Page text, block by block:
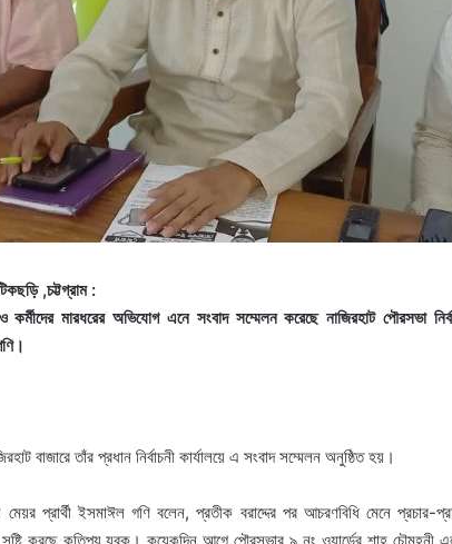
,চট্টগ্রাম :
কর্মীদের মারধরের অভিযোগ এনে সংবাদ সম্মেলন করেছে নাজিরহাট পৌরসভা
বাজারে তাঁর প্রধান নির্বাচনী কার্যালয়ে এ সংবাদ সম্মেলন অনুষ্ঠিত হয়।
প্রার্থী ইসমাঈল গণি বলেন, প্রতীক বরাদ্দের পর আচরণবিধি মেনে প্রচার-